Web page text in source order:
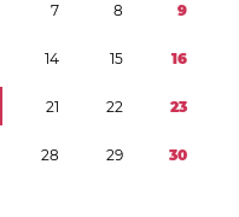
7 8 9
14 15 16
21 22 23
28 29 30